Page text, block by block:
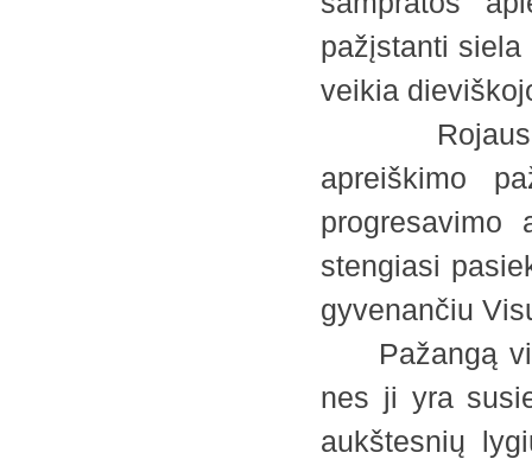
pažįstanti
veikia
Rojaus
apreiškimo
progresavimo
stengiasi
gyvenančiu
Pažangą
nes ji yra
aukštesnių